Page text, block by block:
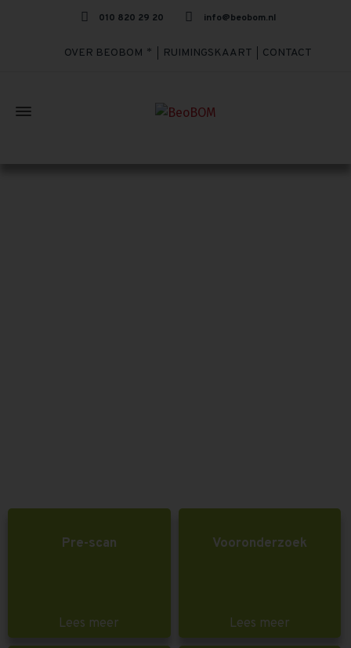
010 820 29 20 info@beobom.nl
OVER BEOBOM RUIMINGSKAART CONTACT
Pre-scan
Lees meer
Vooronderzoek
Lees meer